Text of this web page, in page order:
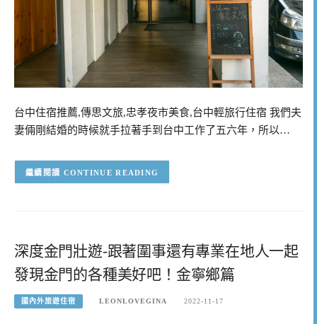
台中住宿推薦,傳思文旅,忠孝夜市美食,台中輕旅行住宿 我們夫
妻倆剛結婚的時候就手拉著手到台中工作了五六年，所以…
CONTINUE READING
深度金門壯遊-跟著圍事還有專業在地人一起
發現金門的各種美好吧！金寧鄉篇
國內外旅遊住宿 LEONLOVEGINA 2022-11-17